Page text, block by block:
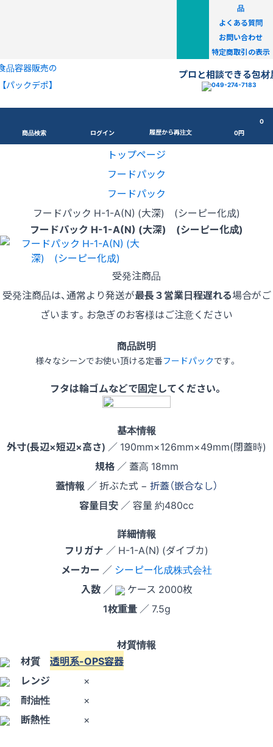
品
よくある質問
お問い合わせ
特定商取引の表示
品容器販売の
【パックデポ】
プロと相談できる包材
商品検索 ログイン 履歴から再注文
0
0円
トップページ
フードパック
フードパック
フードパック H-1-A(N) (大深) (シーピー化成)
フードパック H-1-A(N) (大深) (シーピー化成)
受発注商品
受発注商品は、通常より発送が最長３営業日程遅れる場合がご
ざいます。お急ぎのお客様はご注意ください
商品説明
様々なシーンでお使い頂ける定番フードパックです。
フタは輪ゴムなどで固定してください。
基本情報
外寸(長辺×短辺×高さ) ／ 190mm×126mm×49mm(閉蓋時)
規格／ 蓋高 18mm
蓋情報 ／ 折ぶた式 − 折蓋（嵌合なし）
容量目安 ／ 容量 約480cc
詳細情報
フリガナ ／ H-1-A(N) (ダイブカ)
メーカー ／ シーピー化成株式会社
入数／
ケース 2000枚
1枚重量／ 7.5g
材質情報
材質 透明系-OPS容器
レンジ
×
耐油性
×
断熱性
×